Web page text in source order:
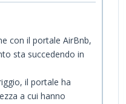
con il portale AirBnb,
sta succedendo in
il portale ha
a cui hanno